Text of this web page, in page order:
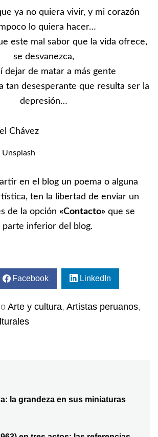
ya no quiera vivir, y mi corazón
lo quiera hacer…
este mal sabor que la vida ofrece,
se desvanezca,
dejar de matar a más gente
tan desesperante que resulta ser la
depresión…
Chávez
Unsplash
en el blog un poema o alguna
ten la libertad de enviar un
de la opción «Contacto» que se
parte inferior del blog.
Facebook LinkedIn
Arte y cultura, Artistas peruanos,
la grandeza en sus miniaturas